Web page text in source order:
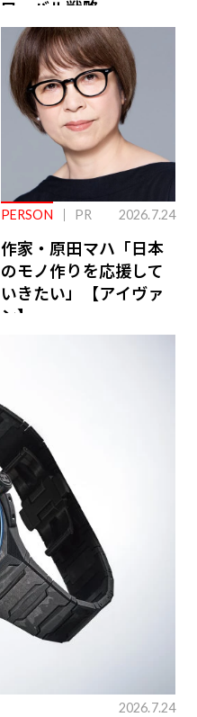
ローバル戦略
PERSON PR 2026.7.24
作家・原田マハ「日本
のモノ作りを応援して
いきたい」【アイヴァ
ン】
2026.7.24